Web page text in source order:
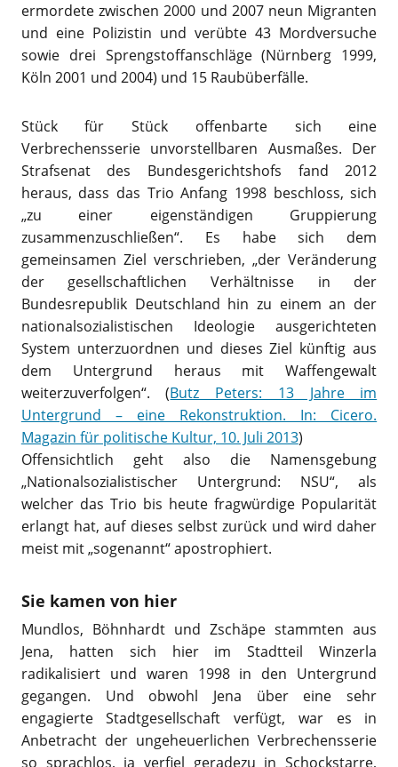
ermordete zwischen 2000 und 2007 neun Migranten
und eine Polizistin und verübte 43 Mordversuche
sowie drei Sprengstoffanschläge (Nürnberg 1999,
Köln 2001 und 2004) und 15 Raubüberfälle.
Stück für Stück offenbarte sich eine
Verbrechensserie unvorstellbaren Ausmaßes. Der
Strafsenat des Bundesgerichtshofs fand 2012
heraus, dass das Trio Anfang 1998 beschloss, sich
„zu einer eigenständigen Gruppierung
zusammenzuschließen“. Es habe sich dem
gemeinsamen Ziel verschrieben, „der Veränderung
der gesellschaftlichen Verhältnisse in der
Bundesrepublik Deutschland hin zu einem an der
nationalsozialistischen Ideologie ausgerichteten
System unterzuordnen und dieses Ziel künftig aus
dem Untergrund heraus mit Waffengewalt
weiterzuverfolgen“. (Butz Peters: 13 Jahre im
Untergrund – eine Rekonstruktion. In: Cicero.
Magazin für politische Kultur, 10. Juli 2013)
Offensichtlich geht also die Namensgebung
„Nationalsozialistischer Untergrund: NSU“, als
welcher das Trio bis heute fragwürdige Popularität
erlangt hat, auf dieses selbst zurück und wird daher
meist mit „sogenannt“ apostrophiert.
Sie kamen von hier
Mundlos, Böhnhardt und Zschäpe stammten aus
Jena, hatten sich hier im Stadtteil Winzerla
radikalisiert und waren 1998 in den Untergrund
gegangen. Und obwohl Jena über eine sehr
engagierte Stadtgesellschaft verfügt, war es in
Anbetracht der ungeheuerlichen Verbrechensserie
so sprachlos, ja verfiel geradezu in Schockstarre,